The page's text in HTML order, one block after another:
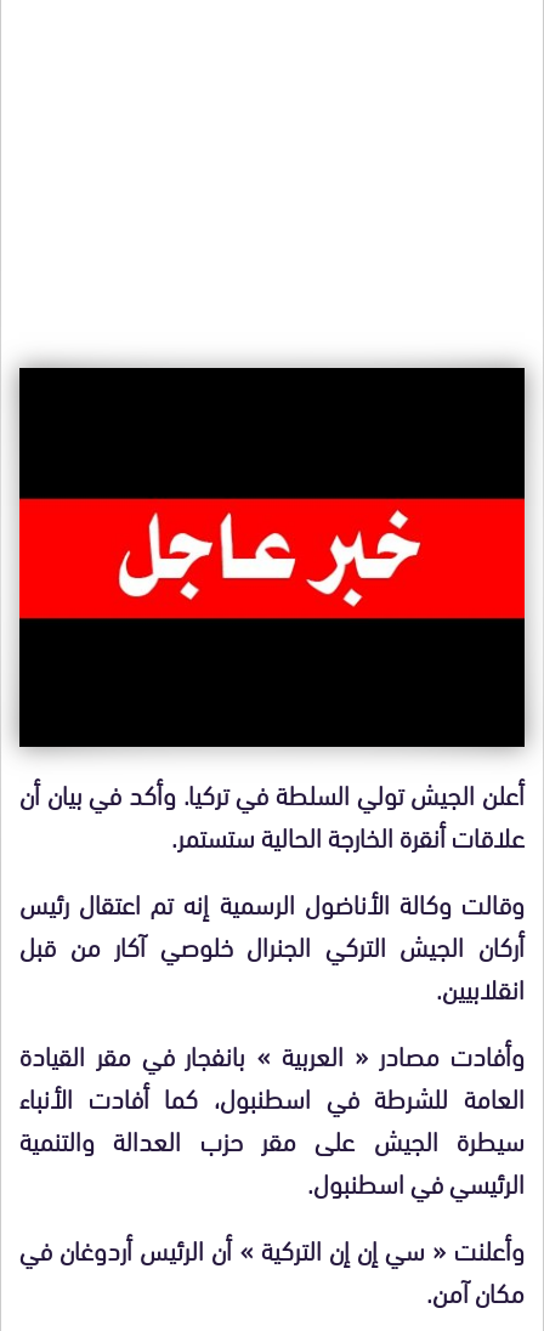
أعلن الجيش تولي السلطة في تركيا. وأكد في بيان أن
علاقات أنقرة الخارجة الحالية ستستمر.
وقالت وكالة الأناضول الرسمية إنه تم اعتقال رئيس
أركان الجيش التركي الجنرال خلوصي آكار من قبل
انقلابيين.
وأفادت مصادر « العربية » بانفجار في مقر القيادة
العامة للشرطة في اسطنبول، كما أفادت الأنباء
سيطرة الجيش على مقر حزب العدالة والتنمية
الرئيسي في اسطنبول.
‏وأعلنت « سي إن إن التركية » أن الرئيس أردوغان في
مكان آمن.